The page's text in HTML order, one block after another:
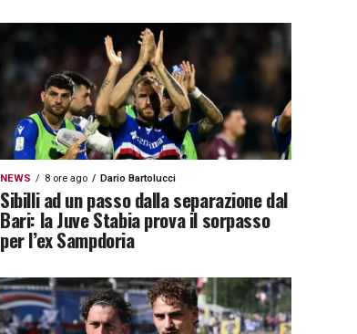
NEWS 8 ore ago Dario Bartolucci
Sibilli ad un passo dalla separazione dal
Bari: la Juve Stabia prova il sorpasso
per l’ex Sampdoria